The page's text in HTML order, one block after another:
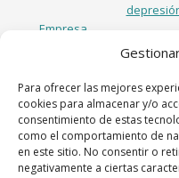
Para ofrecer las mejores
cookies para almacenar y/o
consentimiento de estas
como el comportamiento de
en este sitio. No consentir o
negativamente a ciertas
Empresa